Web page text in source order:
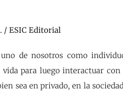
/ ESIC Editorial
uno de nosotros como
vida para luego interactuar
sea en privado, en la